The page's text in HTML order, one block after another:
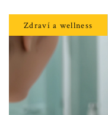
Zdraví a wellness